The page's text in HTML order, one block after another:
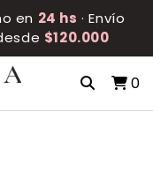
en 24 hs · Envío
$120.000
0